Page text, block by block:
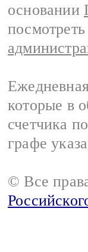
основании
которые в
счетчика
графе
© Все